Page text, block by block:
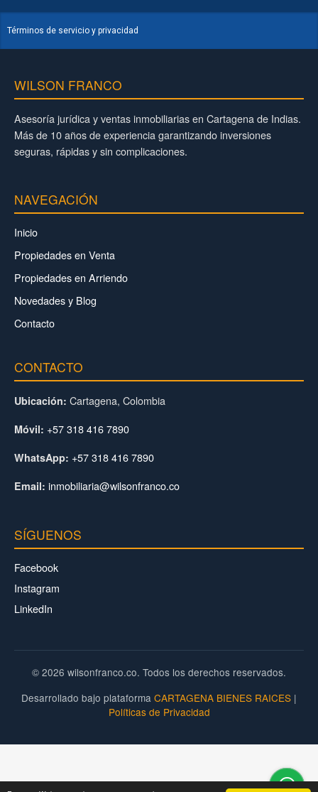
Términos de servicio y privacidad
WILSON FRANCO
Asesoría jurídica y ventas inmobiliarias en Cartagena de Indias.
Más de 10 años de experiencia garantizando inversiones
seguras, rápidas y sin complicaciones.
NAVEGACIÓN
Inicio
Propiedades en Venta
Propiedades en Arriendo
Novedades y Blog
Contacto
CONTACTO
Ubicación: Cartagena, Colombia
Móvil: +57 318 416 7890
WhatsApp: +57 318 416 7890
Email: inmobiliaria@wilsonfranco.co
SÍGUENOS
Facebook
Instagram
LinkedIn
© 2026 wilsonfranco.co. Todos los derechos reservados.
Desarrollado bajo plataforma CARTAGENA BIENES RAICES |
Políticas de Privacidad